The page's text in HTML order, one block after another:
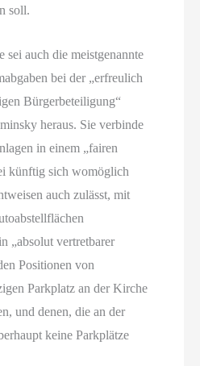
soll.
sei auch die meistgenannte
bei der „erfreulich
Bürgerbeteiligung“
heraus. Sie verbinde
in einem „fairen
künftig sich womöglich
auch zulässt, mit
„absolut vertretbarer
Positionen von
Parkplatz an der Kirche
und denen, die an der
keine Parkplätze